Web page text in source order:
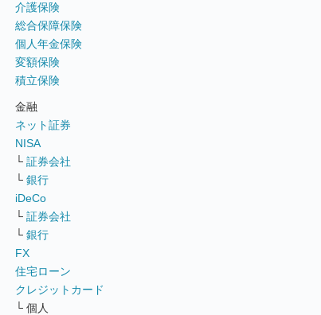
介護保険
総合保障保険
個人年金保険
変額保険
積立保険
金融
ネット証券
NISA
└ 証券会社
└ 銀行
iDeCo
└ 証券会社
└ 銀行
FX
住宅ローン
クレジットカード
└ 個人